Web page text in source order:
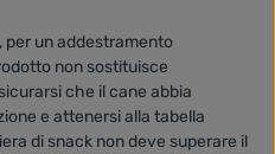
per un addestramento
non sostituisce
che il cane abbia
e attenersi alla tabella
di snack non deve superare il